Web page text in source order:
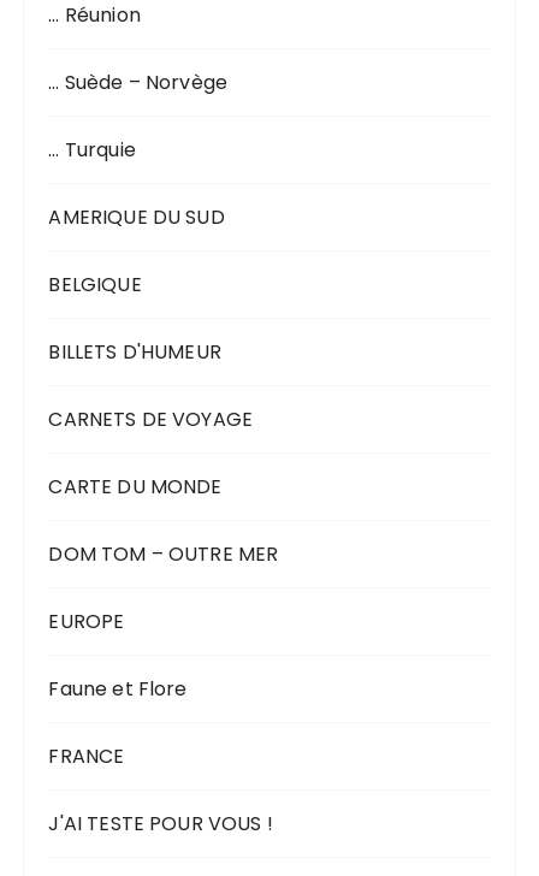
… Réunion
… Suède – Norvège
… Turquie
AMERIQUE DU SUD
BELGIQUE
BILLETS D'HUMEUR
CARNETS DE VOYAGE
CARTE DU MONDE
DOM TOM – OUTRE MER
EUROPE
Faune et Flore
FRANCE
J'AI TESTE POUR VOUS !